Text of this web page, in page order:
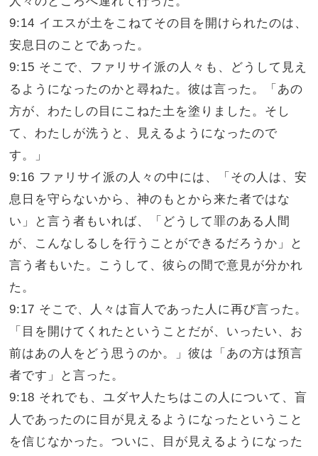
9:14 イエスが土をこねてその目を開けられたのは、
安息日のことであった。
9:15 そこで、ファリサイ派の人々も、どうして見え
るようになったのかと尋ねた。彼は言った。「あの
方が、わたしの目にこねた土を塗りました。そし
て、わたしが洗うと、見えるようになったので
す。」
9:16 ファリサイ派の人々の中には、「その人は、安
息日を守らないから、神のもとから来た者ではな
い」と言う者もいれば、「どうして罪のある人間
が、こんなしるしを行うことができるだろうか」と
言う者もいた。こうして、彼らの間で意見が分かれ
た。
9:17 そこで、人々は盲人であった人に再び言った。
「目を開けてくれたということだが、いったい、お
前はあの人をどう思うのか。」彼は「あの方は預言
者です」と言った。
9:18 それでも、ユダヤ人たちはこの人について、盲
人であったのに目が見えるようになったということ
を信じなかった。ついに、目が見えるようになった